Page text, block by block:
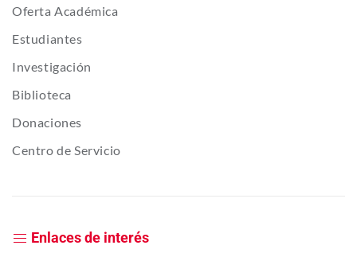
Oferta Académica
Estudiantes
Investigación
Biblioteca
Donaciones
Centro de Servicio
Enlaces de interés